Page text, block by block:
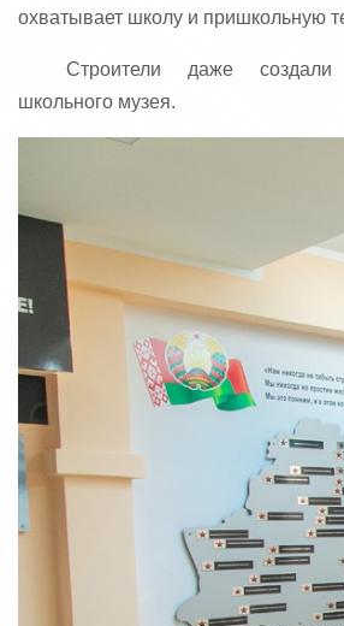
охватывает школу и пришкольную
Строители даже
школьного музея.